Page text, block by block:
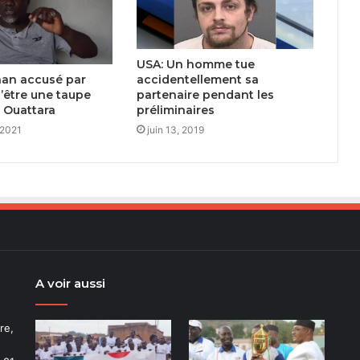
accusé par
une taupe
Ouattara
USA: Un homme tue
accidentellement sa
partenaire pendant les
préliminaires
juin 13, 2019
A voir aussi